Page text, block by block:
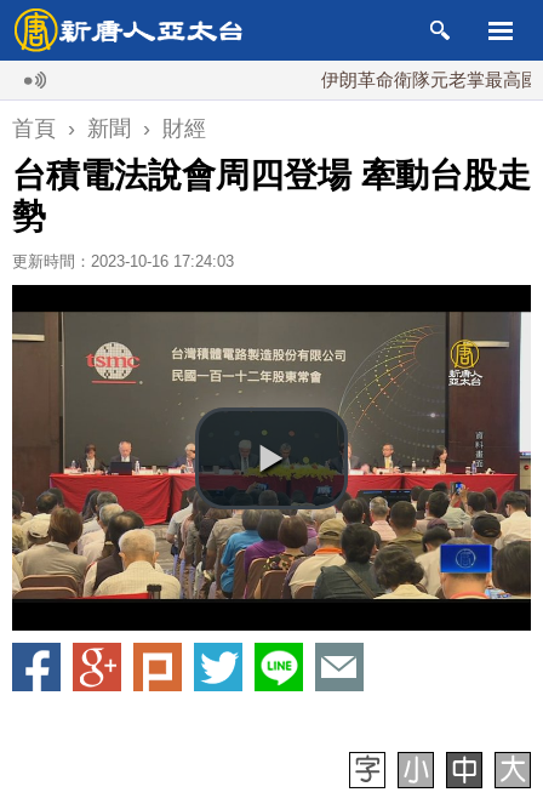
伊朗革命衛隊元老掌最高國安會
首頁 › 新聞 › 財經
台積電法說會周四登場 牽動台股走
勢
更新時間：2023-10-16 17:24:03